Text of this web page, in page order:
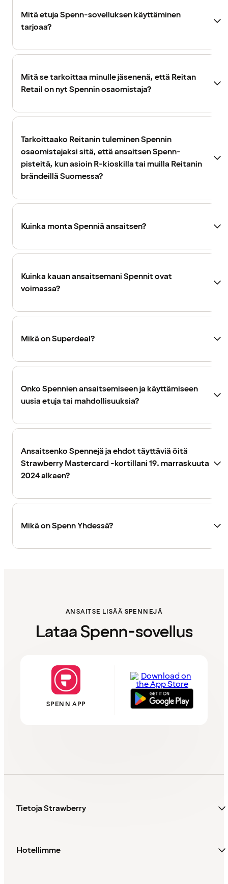
Mitä etuja Spenn-sovelluksen käyttäminen
tarjoaa?
Mitä se tarkoittaa minulle jäsenenä, että Reitan
Retail on nyt Spennin osaomistaja?
Tarkoittaako Reitanin tuleminen Spennin
osaomistajaksi sitä, että ansaitsen Spenn-
pisteitä, kun asioin R-kioskilla tai muilla Reitanin
brändeillä Suomessa?
Kuinka monta Spenniä ansaitsen?
Kuinka kauan ansaitsemani Spennit ovat
voimassa?
Mikä on Superdeal?
Onko Spennien ansaitsemiseen ja käyttämiseen
uusia etuja tai mahdollisuuksia?
Ansaitsenko Spennejä ja ehdot täyttäviä öitä
Strawberry Mastercard -kortillani 19. marraskuuta
2024 alkaen?
Mikä on Spenn Yhdessä?
ANSAITSE LISÄÄ SPENNEJÄ
Lataa Spenn-sovellus
SPENN APP
Tietoja Strawberry
Hotellimme